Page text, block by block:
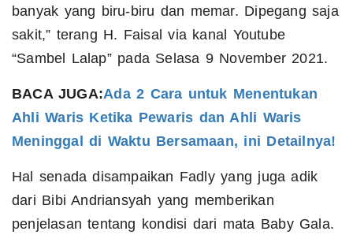
banyak yang biru-biru dan memar. Dipegang saja
sakit,” terang H. Faisal via kanal Youtube
“Sambel Lalap” pada Selasa 9 November 2021.
BACA JUGA:Ada 2 Cara untuk Menentukan
Ahli Waris Ketika Pewaris dan Ahli Waris
Meninggal di Waktu Bersamaan, ini Detailnya!
Hal senada disampaikan Fadly yang juga adik
dari Bibi Andriansyah yang memberikan
penjelasan tentang kondisi dari mata Baby Gala.